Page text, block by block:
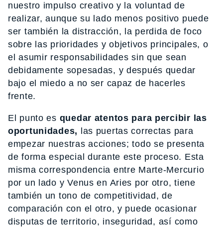
nuestro impulso creativo y la voluntad de
realizar, aunque su lado menos positivo puede
ser también la distracción, la perdida de foco
sobre las prioridades y objetivos principales, o
el asumir responsabilidades sin que sean
debidamente sopesadas, y después quedar
bajo el miedo a no ser capaz de hacerles
frente.
El punto es quedar atentos para percibir las
oportunidades,
las puertas correctas para
empezar nuestras acciones; todo se presenta
de forma especial durante este proceso. Esta
misma correspondencia entre Marte-Mercurio
por un lado y Venus en Aries por otro, tiene
también un tono de competitividad, de
comparación con el otro, y puede ocasionar
disputas de territorio, inseguridad, así como